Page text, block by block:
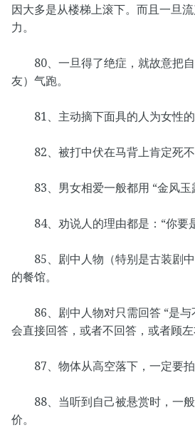
因大多是从楼梯上滚下。而且一旦
力。
80、一旦得了绝症，就故意把自
友）气跑。
81、主动摘下面具的人为女性的
82、被打中伏在马背上肯定死不
83、男女相爱一般都用 “金风玉
84、劝说人的理由都是：“你要
85、剧中人物（特别是古装剧中
的餐馆。
86、剧中人物对只需回答 “是与
会直接回答，或者不回答，或者顾左
87、物体从高空落下，一定要拍
88、当听到自己被悬赏时，一般
价。